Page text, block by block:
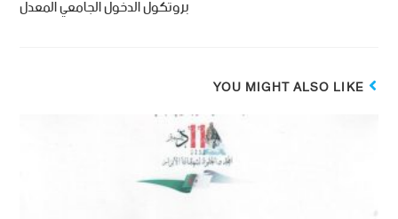
بروتكول الدخول الجامعي المعدل
YOU MIGHT ALSO LIKE